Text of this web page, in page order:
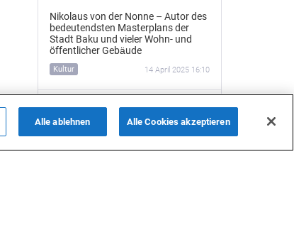
Nikolaus von der Nonne – Autor des
bedeutendsten Masterplans der
Stadt Baku und vieler Wohn- und
öffentlicher Gebäude
Kultur 14 April 2025 16:10
Rahim Schmidts bemerkenswerter
Weg: Von der Medizin ins Parlament
International 4 April 2025 16:22
ALLE NACHRICHTEN
Alle ablehnen Alle Cookies akzeptieren